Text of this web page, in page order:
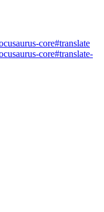
core#translate
core#translate-